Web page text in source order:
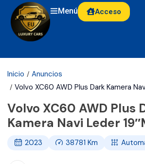
Menú Acceso
Inicio
Anuncios
Volvo XC60 AWD Plus Dark Kamera
Volvo XC60 AWD Plus
Kamera Navi Leder
2023 38781Km